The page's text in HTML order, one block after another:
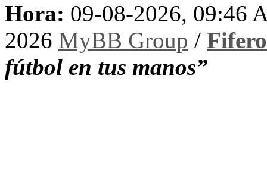
Hora: 09-08-2026, 09:46
2026 MyBB Group /
fútbol en tus manos”